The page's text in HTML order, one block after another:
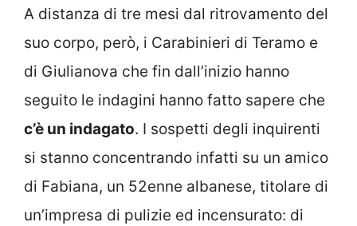
A distanza di tre mesi dal ritrovamento del
suo corpo, però, i Carabinieri di Teramo e
di Giulianova che fin dall’inizio hanno
seguito le indagini hanno fatto sapere che
c’è un indagato. I sospetti degli inquirenti
si stanno concentrando infatti su un amico
di Fabiana, un 52enne albanese, titolare di
un’impresa di pulizie ed incensurato: di